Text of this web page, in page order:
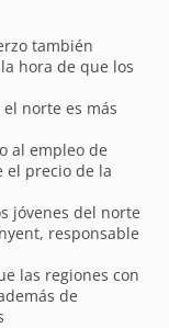
también
hora de que los
norte es más
al empleo de
el precio de la
jóvenes del norte
responsable
las regiones con
de